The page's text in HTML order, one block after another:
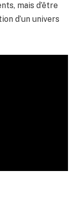
mais d’être
d’un univers